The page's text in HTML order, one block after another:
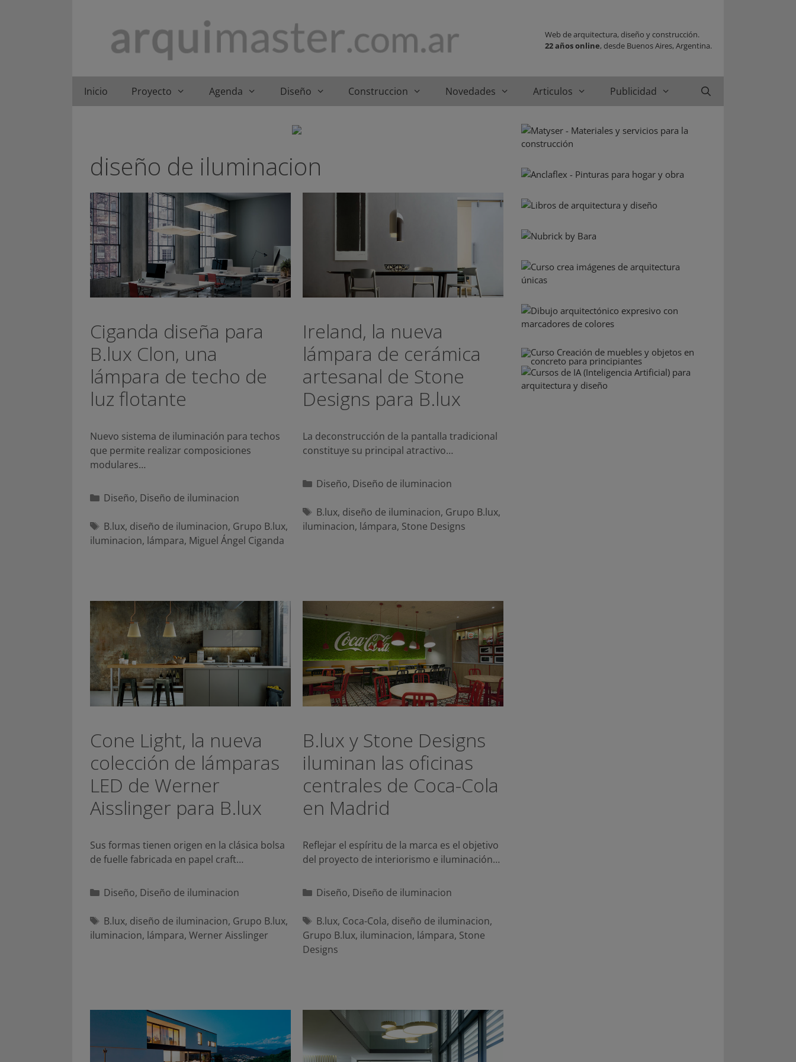
Web de arquitectura, diseño y construcción.
22 años online, desde Buenos Aires, Argentina.
Inicio Proyecto Agenda Diseño Construccion Novedades Articulos Publicidad
diseño de iluminacion
Ciganda diseña para
B.lux Clon, una
lámpara de techo de
luz flotante
Nuevo sistema de iluminación para techos
que permite realizar composiciones
modulares…
Categorías
Diseño, Diseño de iluminacion
Etiquetas
B.lux, diseño de iluminacion, Grupo B.lux,
iluminacion, lámpara, Miguel Ángel Ciganda
Ireland, la nueva
lámpara de cerámica
artesanal de Stone
Designs para B.lux
La deconstrucción de la pantalla tradicional
constituye su principal atractivo…
Categorías
Diseño, Diseño de iluminacion
Etiquetas
B.lux, diseño de iluminacion, Grupo B.lux,
iluminacion, lámpara, Stone Designs
Cone Light, la nueva
colección de lámparas
LED de Werner
Aisslinger para B.lux
Sus formas tienen origen en la clásica bolsa
de fuelle fabricada en papel craft…
Categorías
Diseño, Diseño de iluminacion
Etiquetas
B.lux, diseño de iluminacion, Grupo B.lux,
iluminacion, lámpara, Werner Aisslinger
B.lux y Stone Designs
iluminan las oficinas
centrales de Coca-Cola
en Madrid
Reflejar el espíritu de la marca es el objetivo
del proyecto de interiorismo e iluminación…
Categorías
Diseño, Diseño de iluminacion
Etiquetas
B.lux, Coca-Cola, diseño de iluminacion,
Grupo B.lux, iluminacion, lámpara, Stone
Designs